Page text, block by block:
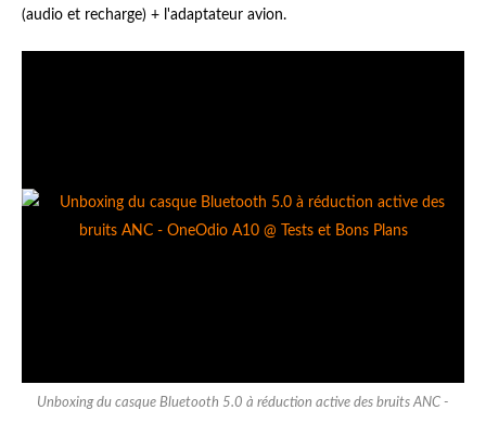
(audio et recharge) + l'adaptateur avion.
Unboxing du casque Bluetooth 5.0 à réduction active des bruits ANC -